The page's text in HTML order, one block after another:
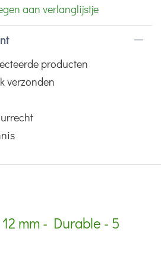
aan verlanglijstje
producten
verzonden
mm - Durable - 5